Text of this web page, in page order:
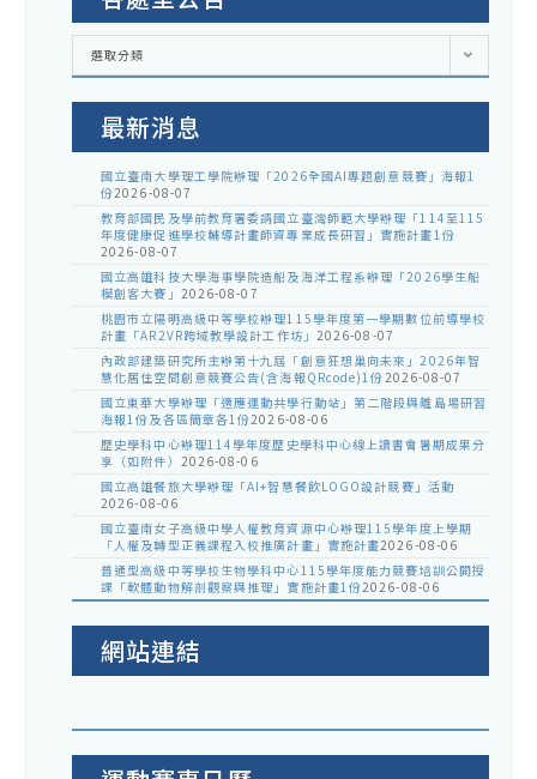
各
室
選取分類
最新消息
國立臺南大學理工學院辦理「2026全國AI專題創意競賽」海報1
份2026-08-07
教育部國民及學前教育署委請國立臺灣師範大學辦理「114至115
年度健康促進學校輔導計畫師資專業成長研習」實施計畫1份
2026-08-07
國立高雄科技大學海事學院造船及海洋工程系辦理「2026學生船
模創客大賽」 2026-08-07
桃園市立陽明高級中等學校辦理115學年度第一學期數位前導學校
計畫「AR2VR跨域教學設計工作坊」 2026-08-07
內政部建築研究所主辦第十九屆「創意狂想巢向未來」2026年智
慧化居住空間創意競賽公告(含海報QRcode)1份2026-08-07
國立東華大學辦理「適應運動共學行動站」第二階段與離島場研習
海報1份及各區簡章各1份2026-08-06
歷史學科中心辦理114學年度歷史學科中心線上讀書會暑期成果分
享（如附件） 2026-08-06
國立高雄餐旅大學辦理「AI+智慧餐飲LOGO設計競賽」活動
2026-08-06
國立臺南女子高級中學人權教育資源中心辦理115學年度上學期
「人權及轉型正義課程入校推廣計畫」實施計畫2026-08-06
普通型高級中等學校生物學科中心115學年度能力競賽培訓公開授
課「軟體動物解剖觀察與推理」實施計畫1份2026-08-06
網站連結